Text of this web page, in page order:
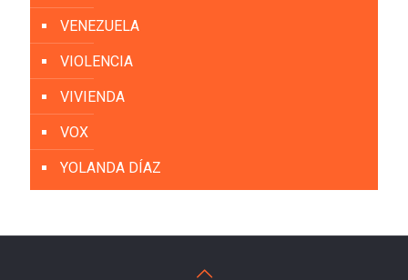
VENEZUELA
VIOLENCIA
VIVIENDA
VOX
YOLANDA DÍAZ